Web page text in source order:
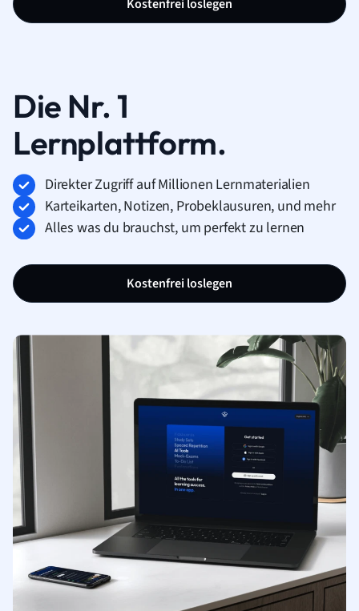
Kostenfrei loslegen
Die Nr. 1
Lernplattform.
Direkter Zugriff auf Millionen Lernmaterialien
Karteikarten, Notizen, Probeklausuren, und mehr
Alles was du brauchst, um perfekt zu lernen
Kostenfrei loslegen